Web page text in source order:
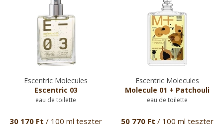
Escentric Molecules
Escentric 03
eau de toilette
30 170 Ft / 100 ml teszter
Escentric Molecules
Molecule 01 + Patchouli
eau de toilette
50 770 Ft / 100 ml teszter